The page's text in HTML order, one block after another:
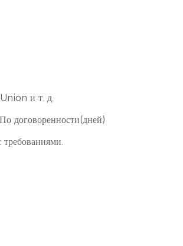
и т. д.
договоренности(дней)